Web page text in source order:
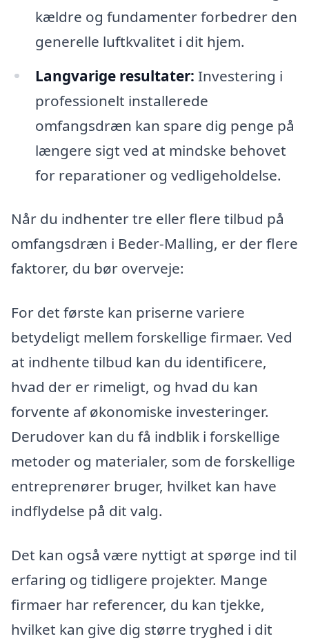
kældre og fundamenter forbedrer den
generelle luftkvalitet i dit hjem.
Langvarige resultater: Investering i
professionelt installerede
omfangsdræn kan spare dig penge på
længere sigt ved at mindske behovet
for reparationer og vedligeholdelse.
Når du indhenter tre eller flere tilbud på
omfangsdræn i Beder-Malling, er der flere
faktorer, du bør overveje:
For det første kan priserne variere
betydeligt mellem forskellige firmaer. Ved
at indhente tilbud kan du identificere,
hvad der er rimeligt, og hvad du kan
forvente af økonomiske investeringer.
Derudover kan du få indblik i forskellige
metoder og materialer, som de forskellige
entreprenører bruger, hvilket kan have
indflydelse på dit valg.
Det kan også være nyttigt at spørge ind til
erfaring og tidligere projekter. Mange
firmaer har referencer, du kan tjekke,
hvilket kan give dig større tryghed i dit